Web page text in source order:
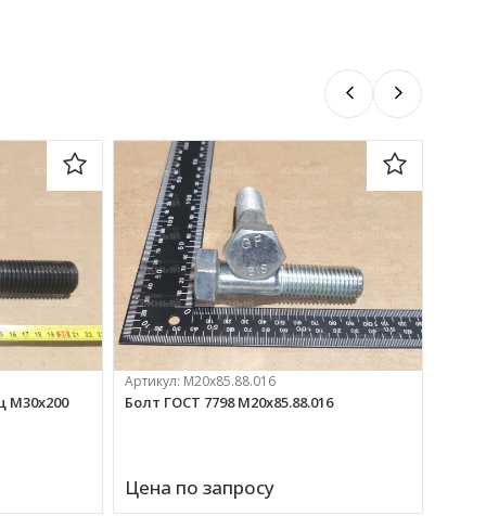
М30х200
Артикул: М20х85.88.016
Болт ГОСТ 7798 М20х85.88.016
Цена по запросу